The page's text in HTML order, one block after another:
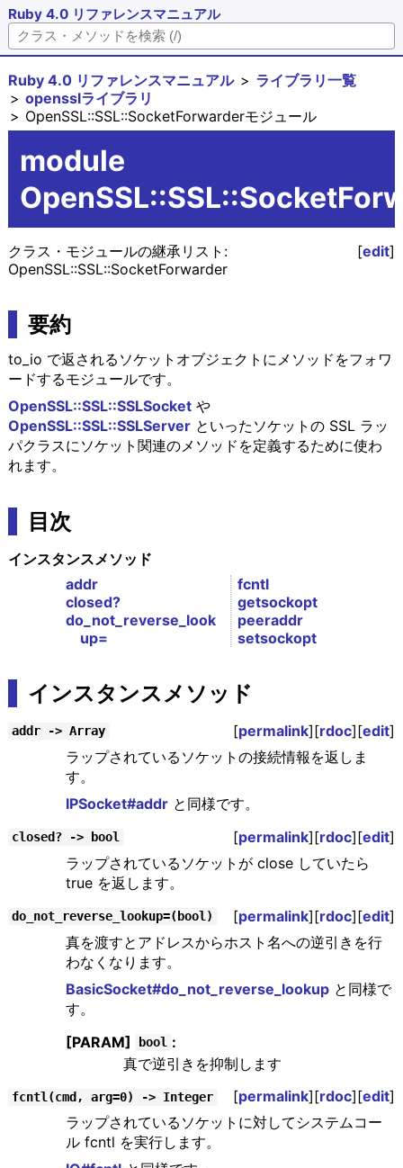
Ruby 4.0 リファレンスマニュアル
Ruby 4.0 リファレンスマニュアル
ライブラリ一覧
opensslライブラリ
OpenSSL::SSL::SocketForwarderモジュール
module
[edit]
クラス・モジュールの継承リスト:
OpenSSL::SSL::SocketForwarder
要約
to_io で返されるソケットオブジェクトにメソッドをフォワ
ードするモジュールです。
OpenSSL::SSL::SSLSocketや
OpenSSL::SSL::SSLServerといったソケットの SSL ラッ
パクラスにソケット関連のメソッドを定義するために使わ
れます。
目次
インスタンスメソッド
addr
closed?
do_not_reverse_look
up=
fcntl
getsockopt
peeraddr
setsockopt
インスタンスメソッド
addr -> Array [permalink][rdoc][edit]
ラップされているソケットの接続情報を返しま
す。
IPSocket#addrと同様です。
closed? -> bool [permalink][rdoc][edit]
ラップされているソケットが close していたら
true を返します。
do_not_reverse_lookup=(bool) [permalink][rdoc][edit]
真を渡すとアドレスからホスト名への逆引きを行
わなくなります。
BasicSocket#do_not_reverse_lookupと同様で
す。
[PARAM]
bool :
真で逆引きを抑制します
fcntl(cmd, arg=0) -> Integer [permalink][rdoc][edit]
ラップされているソケットに対してシステムコー
ル fcntl を実行します。